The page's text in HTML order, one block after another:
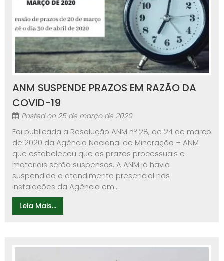
ANM SUSPENDE PRAZOS EM RAZÃO DA
COVID-19
Posted on 25 de março de 2020
Foi publicada a Resolução ANM nº 28, de 24 de março
de 2020 da Agência Nacional de Mineração – ANM
que estabeleceu que os prazos processuais e
materiais serão suspensos. A ANM já havia
suspendido o atendimento presencial nas
instalações da Agência em...
Leia Mais...